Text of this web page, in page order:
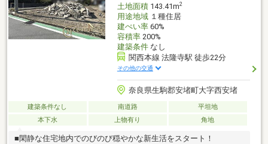
土地面積143.41m2
用途地域１種住居
建ぺい率60%
容積率200%
建築条件なし
関西本線 法隆寺駅 徒歩22分
その他の交通
奈良県生駒郡安堵町大字西安堵
建築条件なし 南道路
平坦地
本下水
上物有り 角地
■閑静な住宅地内でのびのび穏やかな新生活をスタート！